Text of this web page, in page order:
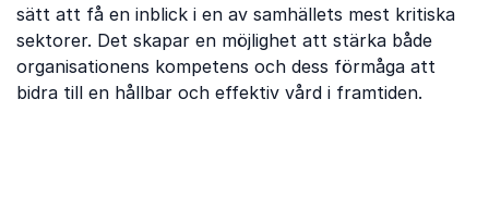
sätt att få en inblick i en av samhällets mest kritiska
sektorer. Det skapar en möjlighet att stärka både
organisationens kompetens och dess förmåga att
bidra till en hållbar och effektiv vård i framtiden.